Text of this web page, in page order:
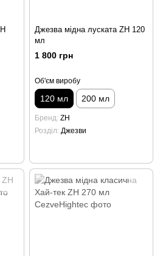
Джезва мідна луската ZH 120
мл
1 800 грн
Об'єм виробу
120 мл 200 мл
Бренд ZH
Розділ Джезви